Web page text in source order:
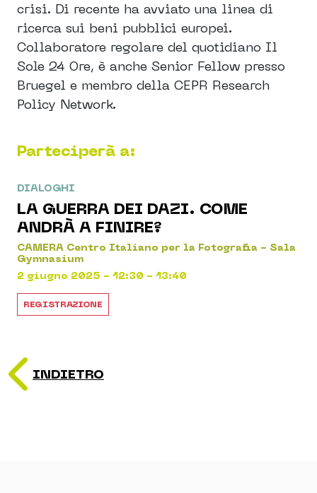
crisi. Di recente ha avviato una linea di
ricerca sui beni pubblici europei.
Collaboratore regolare del quotidiano Il
Sole 24 Ore, è anche Senior Fellow presso
Bruegel e membro della CEPR Research
Policy Network.
Parteciperà a:
DIALOGHI
LA GUERRA DEI DAZI. COME
ANDRÀ A FINIRE?
CAMERA Centro Italiano per la Fotografia - Sala
Gymnasium
2 giugno 2025 - 12:30 - 13:40
REGISTRAZIONE
INDIETRO